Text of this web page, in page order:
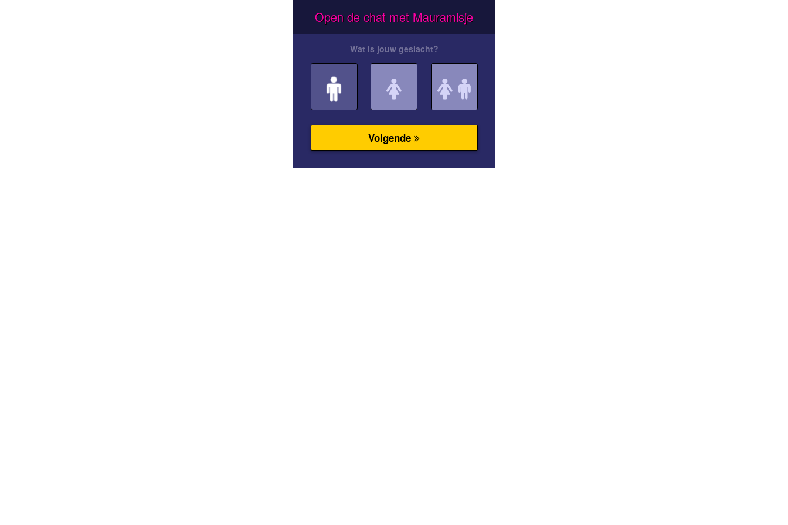
Open de chat met Mauramisje
Wat is jouw geslacht?
Volgende